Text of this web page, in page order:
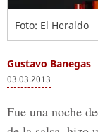
Foto: El Heraldo
Gustavo Banegas
03.03.2013
Fue una noche